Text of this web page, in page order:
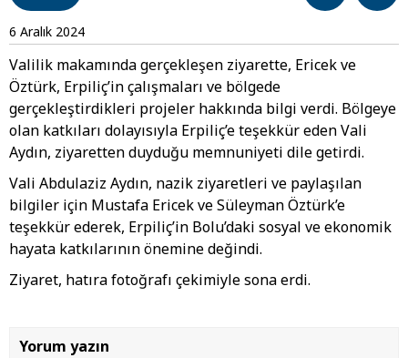
6 Aralık 2024
Valilik makamında gerçekleşen ziyarette, Ericek ve
Öztürk, Erpiliç’in çalışmaları ve bölgede
gerçekleştirdikleri projeler hakkında bilgi verdi. Bölgeye
olan katkıları dolayısıyla Erpiliç’e teşekkür eden Vali
Aydın, ziyaretten duyduğu memnuniyeti dile getirdi.
Vali Abdulaziz Aydın, nazik ziyaretleri ve paylaşılan
bilgiler için Mustafa Ericek ve Süleyman Öztürk’e
teşekkür ederek, Erpiliç’in Bolu’daki sosyal ve ekonomik
hayata katkılarının önemine değindi.
Ziyaret, hatıra fotoğrafı çekimiyle sona erdi.
Yorum yazın